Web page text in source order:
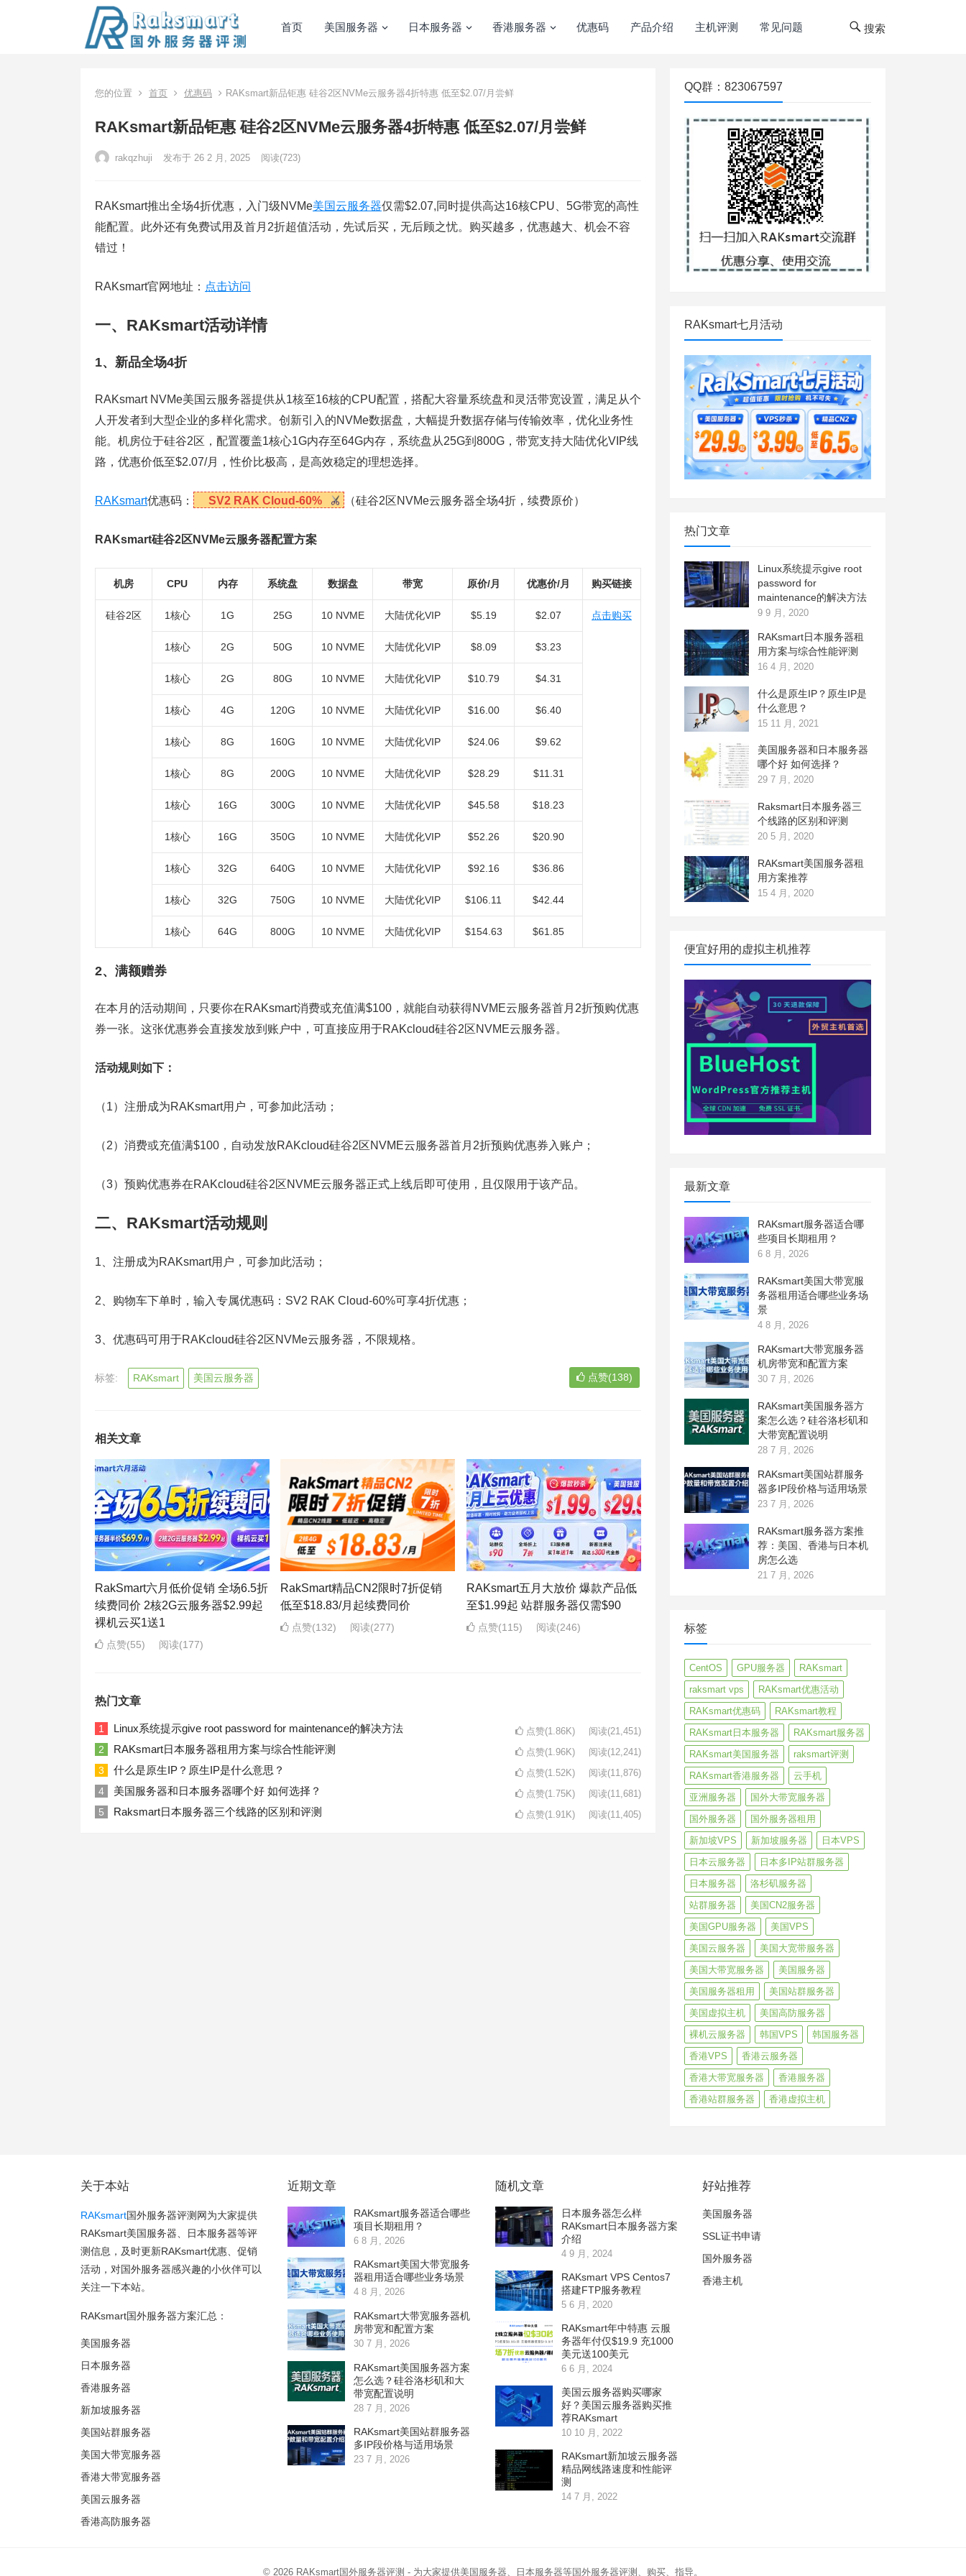
首页 美国服务器 日本服务器 香港服务器 优惠码 产品介绍 主机评测 常见问题 搜索
您的位置 首页 优惠码 RAKsmart新品钜惠 硅谷2区NVMe云服务器4折特惠 低至$2.07/月尝鲜
RAKsmart新品钜惠 硅谷2区NVMe云服务器4折特惠 低至$2.07/月尝鲜
rakqzhuji 发布于 26 2 月, 2025 阅读(723)
RAKsmart推出全场4折优惠，入门级NVMe美国云服务器仅需$2.07,同时提供高达16核CPU、5G带宽的高性
能配置。此外还有免费试用及首月2折超值活动，先试后买，无后顾之忧。购买越多，优惠越大、机会不容
错过！
RAKsmart官网地址： 点击访问
一、RAKsmart活动详情
1、新品全场4折
RAKsmart NVMe美国云服务器提供从1核至16核的CPU配置，搭配大容量系统盘和灵活带宽设置，满足从个
人开发者到大型企业的多样化需求。创新引入的NVMe数据盘，大幅提升数据存储与传输效率，优化业务性
能。机房位于硅谷2区，配置覆盖1核心1G内存至64G内存，系统盘从25G到800G，带宽支持大陆优化VIP线
路，优惠价低至$2.07/月，性价比极高，是高效稳定的理想选择。
RAKsmart优惠码： SV2 RAK Cloud-60% （硅谷2区NVMe云服务器全场4折，续费原价）
RAKsmart硅谷2区NVMe云服务器配置方案
机房 CPU 内存 系统盘 数据盘 带宽 原价/月 优惠价/月 购买链接
硅谷2区 1核心 1G 25G 10 NVME 大陆优化VIP $5.19 $2.07 点击购买
1核心 2G 50G 10 NVME 大陆优化VIP $8.09 $3.23
1核心 2G 80G 10 NVME 大陆优化VIP $10.79 $4.31
1核心 4G 120G 10 NVME 大陆优化VIP $16.00 $6.40
1核心 8G 160G 10 NVME 大陆优化VIP $24.06 $9.62
1核心 8G 200G 10 NVME 大陆优化VIP $28.29 $11.31
1核心 16G 300G 10 NVME 大陆优化VIP $45.58 $18.23
1核心 16G 350G 10 NVME 大陆优化VIP $52.26 $20.90
1核心 32G 640G 10 NVME 大陆优化VIP $92.16 $36.86
1核心 32G 750G 10 NVME 大陆优化VIP $106.11 $42.44
1核心 64G 800G 10 NVME 大陆优化VIP $154.63 $61.85
2、满额赠券
在本月的活动期间，只要你在RAKsmart消费或充值满$100，就能自动获得NVME云服务器首月2折预购优惠
券一张。这张优惠券会直接发放到账户中，可直接应用于RAKcloud硅谷2区NVME云服务器。
活动规则如下：
（1）注册成为RAKsmart用户，可参加此活动；
（2）消费或充值满$100，自动发放RAKcloud硅谷2区NVME云服务器首月2折预购优惠券入账户；
（3）预购优惠券在RAKcloud硅谷2区NVME云服务器正式上线后即可使用，且仅限用于该产品。
二、RAKsmart活动规则
1、注册成为RAKsmart用户，可参加此活动；
2、购物车下单时，输入专属优惠码：SV2 RAK Cloud-60%可享4折优惠；
3、优惠码可用于RAKcloud硅谷2区NVMe云服务器，不限规格。
标签: RAKsmart 美国云服务器 点赞(138)
相关文章
RakSmart六月低价促销 全场6.5折
续费同价 2核2G云服务器$2.99起
裸机云买1送1
点赞(55) 阅读(177)
RakSmart精品CN2限时7折促销
低至$18.83/月起续费同价
点赞(132) 阅读(277)
RAKsmart五月大放价 爆款产品低
至$1.99起 站群服务器仅需$90
点赞(115) 阅读(246)
热门文章
1 Linux系统提示give root password for maintenance的解决方法 点赞(1.86K) 阅读(21,451)
2 RAKsmart日本服务器租用方案与综合性能评测 点赞(1.96K) 阅读(12,241)
3 什么是原生IP？原生IP是什么意思？ 点赞(1.52K) 阅读(11,876)
4 美国服务器和日本服务器哪个好 如何选择？ 点赞(1.75K) 阅读(11,681)
5 Raksmart日本服务器三个线路的区别和评测 点赞(1.91K) 阅读(11,405)
QQ群：823067597
RAKsmart七月活动
热门文章
Linux系统提示give root
password for
maintenance的解决方法
9 9 月, 2020
RAKsmart日本服务器租
用方案与综合性能评测
16 4 月, 2020
什么是原生IP？原生IP是
什么意思？
15 11 月, 2021
美国服务器和日本服务器
哪个好 如何选择？
29 7 月, 2020
Raksmart日本服务器三
个线路的区别和评测
20 5 月, 2020
RAKsmart美国服务器租
用方案推荐
15 4 月, 2020
便宜好用的虚拟主机推荐
最新文章
RAKsmart服务器适合哪
些项目长期租用？
6 8 月, 2026
RAKsmart美国大带宽服
务器租用适合哪些业务场
景
4 8 月, 2026
RAKsmart大带宽服务器
机房带宽和配置方案
30 7 月, 2026
RAKsmart美国服务器方
案怎么选？硅谷洛杉矶和
大带宽配置说明
28 7 月, 2026
RAKsmart美国站群服务
器多IP段价格与适用场景
23 7 月, 2026
RAKsmart服务器方案推
荐：美国、香港与日本机
房怎么选
21 7 月, 2026
标签
CentOS GPU服务器
RAKsmart
raksmart vps
RAKsmart优惠活动
RAKsmart优惠码
RAKsmart教程
RAKsmart日本服务器
RAKsmart服务器
RAKsmart美国服务器
raksmart评测
RAKsmart香港服务器
云手机
亚洲服务器
国外大带宽服务器
国外服务器
国外服务器租用
新加坡VPS
新加坡服务器
日本VPS
日本云服务器
日本多IP站群服务器
日本服务器
洛杉矶服务器
站群服务器
美国CN2服务器
美国GPU服务器
美国VPS
美国云服务器
美国大宽带服务器
美国大带宽服务器
美国服务器
美国服务器租用
美国站群服务器
美国虚拟主机
美国高防服务器
裸机云服务器
韩国VPS
韩国服务器
香港VPS
香港云服务器
香港大带宽服务器
香港服务器
香港站群服务器
香港虚拟主机
关于本站
RAKsmart国外服务器评测网为大家提供
RAKsmart美国服务器、日本服务器等评
测信息，及时更新RAKsmart优惠、促销
活动，对国外服务器感兴趣的小伙伴可以
关注一下本站。
RAKsmart国外服务器方案汇总：
美国服务器
日本服务器
香港服务器
新加坡服务器
美国站群服务器
美国大带宽服务器
香港大带宽服务器
美国云服务器
香港高防服务器
近期文章
RAKsmart服务器适合哪些
项目长期租用？
6 8 月, 2026
RAKsmart美国大带宽服务
器租用适合哪些业务场景
4 8 月, 2026
RAKsmart大带宽服务器机
房带宽和配置方案
30 7 月, 2026
RAKsmart美国服务器方案
怎么选？硅谷洛杉矶和大
带宽配置说明
28 7 月, 2026
RAKsmart美国站群服务器
多IP段价格与适用场景
23 7 月, 2026
随机文章
日本服务器怎么样
RAKsmart日本服务器方案
介绍
4 9 月, 2024
RAKsmart VPS Centos7
搭建FTP服务教程
5 6 月, 2020
RAKsmart年中特惠 云服
务器年付仅$19.9 充1000
美元送100美元
6 6 月, 2024
美国云服务器购买哪家
好？美国云服务器购买推
荐RAKsmart
10 10 月, 2022
RAKsmart新加坡云服务器
精品网线路速度和性能评
测
14 7 月, 2022
好站推荐
美国服务器
SSL证书申请
国外服务器
香港主机
© 2026 RAKsmart国外服务器评测 - 为大家提供美国服务器、日本服务器等国外服务器评测、购买、指导。